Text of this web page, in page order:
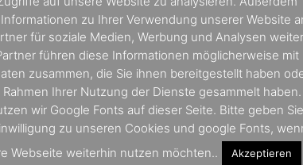
zu Ihrer Verwendung unserer Website
für soziale Medien, Werbung und Analysen
führen diese Informationen möglicherweise mit
zusammen, die Sie ihnen bereitgestellt haben
Rahmen Ihrer Nutzung der Dienste gesammelt haben.
wir Google Fonts auf dieser Seite. Bitte geben Sie
zu unseren Cookies und google Fonts,
Webseite weiterhin nutzen möchten..
Akzeptieren